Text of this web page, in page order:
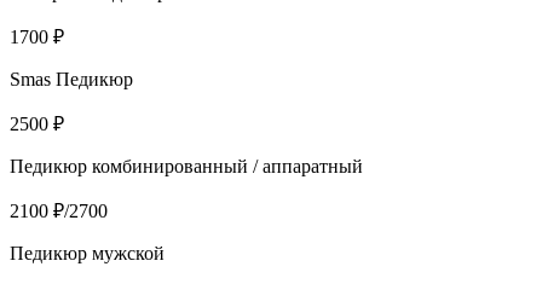
1700 ₽
Smas Педикюр
2500 ₽
Педикюр комбинированный / аппаратный
2100 ₽/2700
Педикюр мужской